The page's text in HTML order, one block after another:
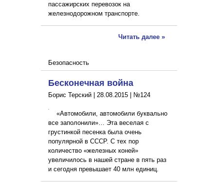
пассажирских перевозок на
железнодорожном транспорте.
Читать далее »
Безопасность
Бесконечная война
Борис Терский | 28.08.2015 №124
«Автомобили, автомобили буквально
все заполонили»… Эта веселая с
грустинкой песенка была очень
популярной в СССР. С тех пор
количество «железных коней»
увеличилось в нашей стране в пять раз
и сегодня превышает 40 млн единиц.